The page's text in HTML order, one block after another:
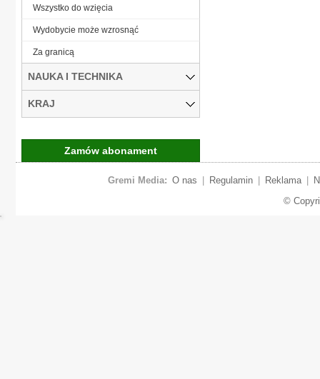
Wszystko do wzięcia
Wydobycie może wzrosnąć
Za granicą
NAUKA I TECHNIKA
KRAJ
Zamów abonament
Gremi Media: O nas Regulamin Reklama
©